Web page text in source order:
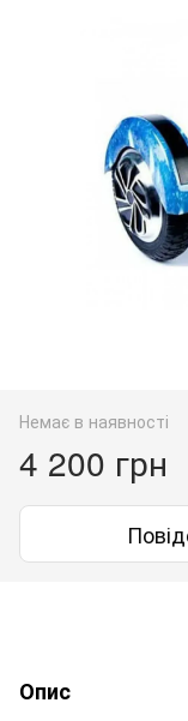
Немає в наявності
4 200 грн
Опис